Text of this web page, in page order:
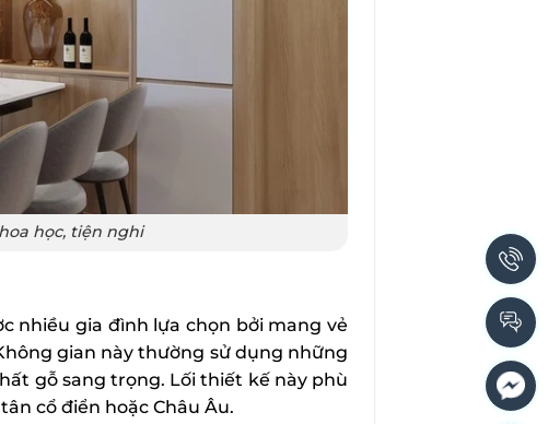
học, tiện nghi
nhiều gia đình lựa chọn bởi mang vẻ
gian này thường sử dụng những
gỗ sang trọng. Lối thiết kế này phù
cổ điển hoặc Châu Âu.